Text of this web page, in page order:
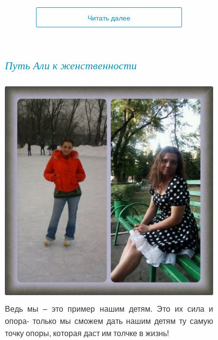
Читать далее
Путь Али к женственности
Ведь мы – это пример нашим детям. Это их сила и
опора- только мы сможем дать нашим детям ту самую
точку опоры, которая даст им толчке в жизнь!